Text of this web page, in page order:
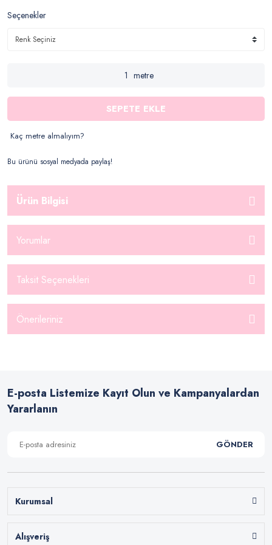
Seçenekler
metre
SEPETE EKLE
Kaç metre almalıyım?
Bu ürünü sosyal medyada paylaş!
Ürün Bilgisi
Yorumlar
Taksit Seçenekleri
Önerileriniz
E-posta Listemize Kayıt Olun ve Kampanyalardan
Yararlanın
GÖNDER
Kurumsal
Alışveriş